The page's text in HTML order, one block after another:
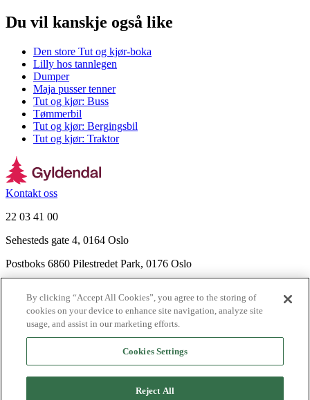
Du vil kanskje også like
Den store Tut og kjør-boka
Lilly hos tannlegen
Dumper
Maja pusser tenner
Tut og kjør: Buss
Tømmerbil
Tut og kjør: Bergingsbil
Tut og kjør: Traktor
Kontakt oss
22 03 41 00
Sehesteds gate 4, 0164 Oslo
Postboks 6860 Pilestredet Park, 0176 Oslo
Nyhetsbrev
Ledige stillinger
Send inn manus
By clicking “Accept All Cookies”, you agree to the storing of
cookies on your device to enhance site navigation, analyze site
usage, and assist in our marketing efforts.
Cookies Settings
Reject All